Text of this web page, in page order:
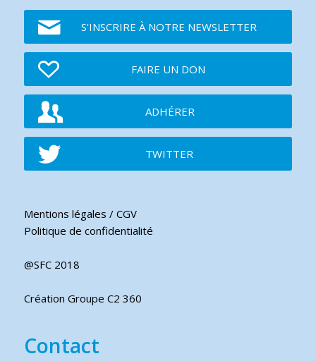
S'INSCRIRE À NOTRE NEWSLETTER
FAIRE UN DON
ADHÉRER
TWITTER
Mentions légales / CGV
Politique de confidentialité
@SFC 2018
Création Groupe C2 360
Contact